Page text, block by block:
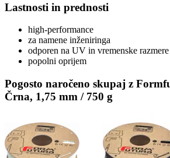
Lastnosti in prednosti
high-performance
za namene inženiringa
odporen na UV in vremenske razmere
popolni oprijem
Pogosto naročeno skupaj z
Črna, 1,75 mm / 750 g